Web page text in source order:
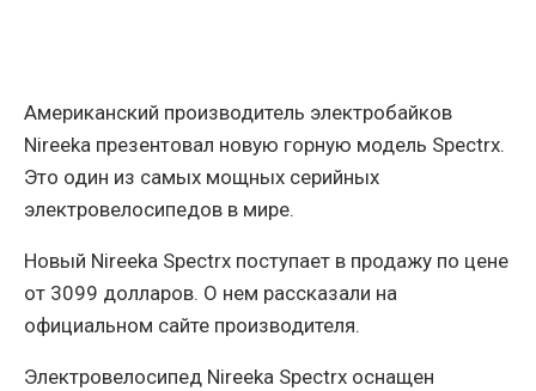
Американский производитель электробайков
Nireeka презентовал новую горную модель Spectrx.
Это один из самых мощных серийных
электровелосипедов в мире.
Новый Nireeka Spectrx поступает в продажу по цене
от 3099 долларов. О нем рассказали на
официальном сайте производителя.
Электровелосипед Nireeka Spectrx оснащен